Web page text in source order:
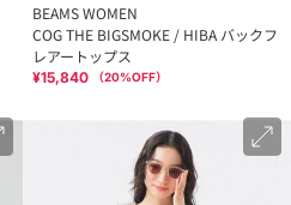
BEAMS WOMEN
COG THE BIGSMOKE / HIBA バックフ
レアートップス
¥15,840 （20%OFF）